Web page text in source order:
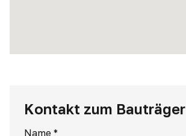
Kontakt zum Bauträger
Name *